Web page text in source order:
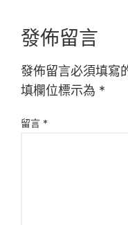
發佈留言
發佈留言必須填寫
填欄位標示為 *
留言 *